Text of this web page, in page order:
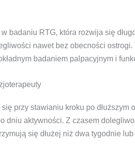
badaniu RTG, która rozwija się
nawet bez obecności
badaniem palpacyjnym i
przy stawianiu kroku po
dniu aktywności. Z czasem
się dłużej niż dwa tygodnie